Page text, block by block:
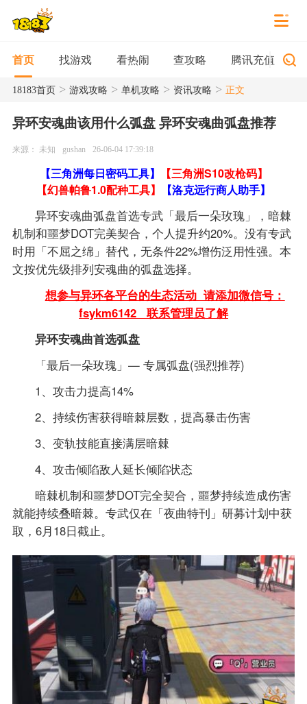
首页 找游戏 看热闹 查攻略 腾讯充值
18183首页> 游戏攻略 > 单机攻略 > 资讯攻略 > 正文
异环安魂曲该用什么弧盘 异环安魂曲弧盘推荐
来源： 未知 gushan 26-06-04 17:39:18
【三角洲每日密码工具】
【三角洲S10改枪码】
【幻兽帕鲁1.0配种工具】
【洛克远行商人助手】
异环安魂曲弧盘首选专武「最后一朵玫瑰」，暗棘
机制和噩梦DOT完美契合，个人提升约20%。没有专武
时用「不屈之绵」替代，无条件22%增伤泛用性强。本
文按优先级排列安魂曲的弧盘选择。
想参与异环各平台的生态活动 请添加微信号：
fsykm6142 联系管理员了解
异环安魂曲首选弧盘
「最后一朵玫瑰」— 专属弧盘(强烈推荐)
1、攻击力提高14%
2、持续伤害获得暗棘层数，提高暴击伤害
3、变轨技能直接满层暗棘
4、攻击倾陷敌人延长倾陷状态
暗棘机制和噩梦DOT完全契合，噩梦持续造成伤害
就能持续叠暗棘。专武仅在「夜曲特刊」研募计划中获
取，6月18日截止。